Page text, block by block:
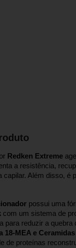
Redken Extreme
a resistência,
capilar. Além disso, é
com um sistema de
para reduzir a quebra
18-MEA e Ceramidas
de proteínas